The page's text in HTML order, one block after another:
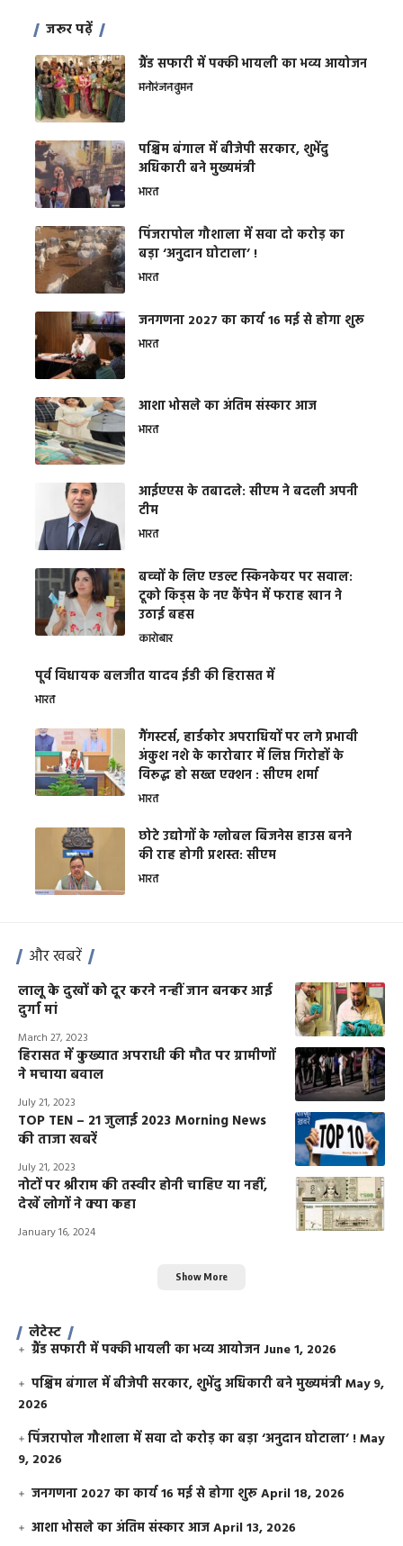
जरूर पढ़ें
ग्रैंड सफारी में पक्की भायली का भव्य आयोजन
मनोरंजनवुमन
पश्चिम बंगाल में बीजेपी सरकार, शुभेंदु
अधिकारी बने मुख्यमंत्री
भारत
​पिंजरापोल गौशाला में सवा दो करोड़ का
बड़ा ‘अनुदान घोटाला’ !
भारत
जनगणना 2027 का कार्य 16 मई से होगा शुरू
भारत
आशा भोसले का अंतिम संस्कार आज
भारत
आईएएस के तबादले: सीएम ने बदली अपनी
टीम
भारत
बच्चों के लिए एडल्ट स्किनकेयर पर सवाल:
टूको किड्स के नए कैंपेन में फराह खान ने
उठाई बहस
कारोबार
पूर्व विधायक बलजीत यादव ईडी की हिरासत में
भारत
गैंगस्टर्स, हार्डकोर अपराधियों पर लगे प्रभावी
अंकुश नशे के कारोबार में लिप्त गिरोहों के
विरूद्ध हो सख्त एक्शन : सीएम शर्मा
भारत
छोटे उद्योगों के ग्लोबल बिजनेस हाउस बनने
की राह होगी प्रशस्त: सीएम
भारत
और खबरें
लालू के दुखों को दूर करने नन्हीं जान बनकर आई
दुर्गा मां
March 27, 2023
हिरासत में कुख्यात अपराधी की मौत पर ग्रामीणों
ने मचाया बवाल
July 21, 2023
TOP TEN – 21 जुलाई 2023 Morning News
की ताजा खबरें
July 21, 2023
नोटों पर श्रीराम की तस्वीर होनी चाहिए या नहीं,
देखें लोगों ने क्या कहा
January 16, 2024
Show More
लेटेस्ट
ग्रैंड सफारी में पक्की भायली का भव्य आयोजन June 1, 2026
पश्चिम बंगाल में बीजेपी सरकार, शुभेंदु अधिकारी बने मुख्यमंत्रीMay 9,
2026
​पिंजरापोल गौशाला में सवा दो करोड़ का बड़ा ‘अनुदान घोटाला’ !May
9, 2026
जनगणना 2027 का कार्य 16 मई से होगा शुरूApril 18, 2026
आशा भोसले का अंतिम संस्कार आजApril 13, 2026